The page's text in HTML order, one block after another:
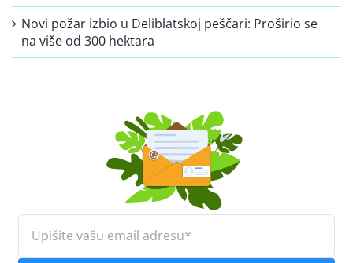
Novi požar izbio u Deliblatskoj peščari: Proširio se
na više od 300 hektara